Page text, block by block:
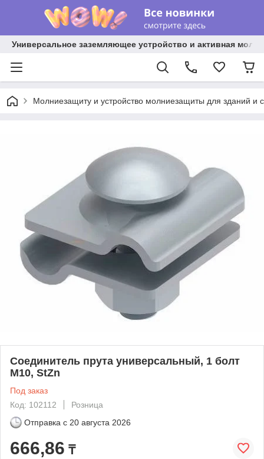
Универсальное заземляющее устройство и активная
Молниезащиту и устройство молниезащиты для зданий и
Соединитель прута универсальный, 1 болт
M10, StZn
Под заказ
Код: 102112
Розница
Отправка с 20 августа 2026
666,86 ₸